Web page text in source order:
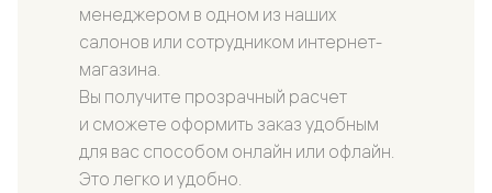
менеджером в одном из наших
салонов или сотрудником интернет-
магазина.
Вы получите прозрачный расчет
и сможете оформить заказ удобным
для вас способом онлайн или офлайн.
Это легко и удобно.